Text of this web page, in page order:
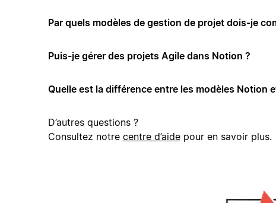
Par quels modèles de gestion de projet dois-je
Puis-je gérer des projets Agile dans Notion ?
Quelle est la différence entre les modèles Notion
D’autres questions ?
Consultez notre centre d’aidepour en savoir plus.